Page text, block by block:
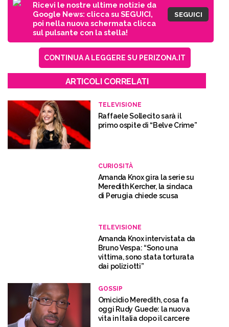
Ricevi le nostre ultime notizie da
Google News: clicca su SEGUICI,
poi nella nuova schermata clicca
sul pulsante con la stella!
SEGUICI
CONTINUA A LEGGERE SU PERIZONA.IT
ARTICOLI CORRELATI
TELEVISIONE
Raffaele Sollecito sarà il
primo ospite di “Belve Crime”
CURIOSITÀ
Amanda Knox gira la serie su
Meredith Kercher, la sindaca
di Perugia chiede scusa
TELEVISIONE
Amanda Knox intervistata da
Bruno Vespa: “Sono una
vittima, sono stata torturata
dai poliziotti”
GOSSIP
Omicidio Meredith, cosa fa
oggi Rudy Guede: la nuova
vita in Italia dopo il carcere